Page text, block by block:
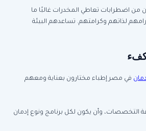
من اضطرابات تعاطي المخدرات غالبًا ما
لذاتهم وكرامتهم. تساعدهم البيئة
كفء
في مصر إطباء مختارون بعناية ومعهم
التخصصات، وأن يكون لكل برنامج ونوع إدمان